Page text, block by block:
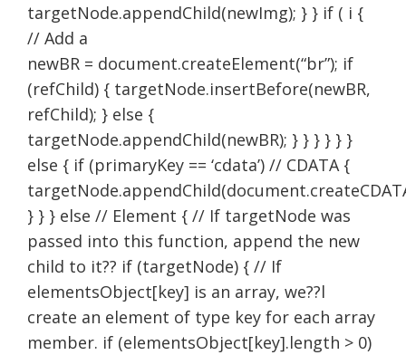
targetNode.appendChild(newImg); } } if ( i {
// Add a
newBR = document.createElement(“br”); if
(refChild) { targetNode.insertBefore(newBR,
refChild); } else {
targetNode.appendChild(newBR); } } } } } }
else { if (primaryKey == ‘cdata’) // CDATA {
} } } else // Element { // If targetNode was
passed into this function, append the new
child to it?? if (targetNode) { // If
elementsObject[key] is an array, we??l
create an element of type key for each array
member. if (elementsObject[key].length > 0)